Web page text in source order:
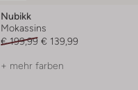
Nubikk
Mokassins
€ 199,99 € 139,99
+ mehr farben